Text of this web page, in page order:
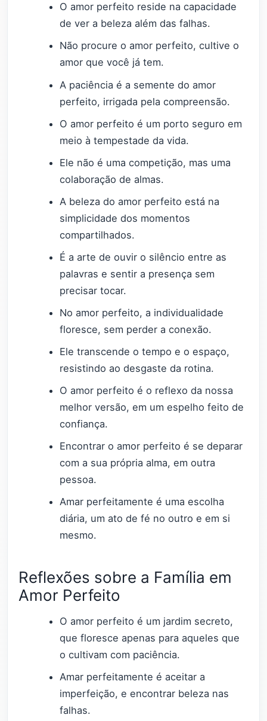
O amor perfeito reside na capacidade
de ver a beleza além das falhas.
Não procure o amor perfeito, cultive o
amor que você já tem.
A paciência é a semente do amor
perfeito, irrigada pela compreensão.
O amor perfeito é um porto seguro em
meio à tempestade da vida.
Ele não é uma competição, mas uma
colaboração de almas.
A beleza do amor perfeito está na
simplicidade dos momentos
compartilhados.
É a arte de ouvir o silêncio entre as
palavras e sentir a presença sem
precisar tocar.
No amor perfeito, a individualidade
floresce, sem perder a conexão.
Ele transcende o tempo e o espaço,
resistindo ao desgaste da rotina.
O amor perfeito é o reflexo da nossa
melhor versão, em um espelho feito de
confiança.
Encontrar o amor perfeito é se deparar
com a sua própria alma, em outra
pessoa.
Amar perfeitamente é uma escolha
diária, um ato de fé no outro e em si
mesmo.
Reflexões sobre a Família em
Amor Perfeito
O amor perfeito é um jardim secreto,
que floresce apenas para aqueles que
o cultivam com paciência.
Amar perfeitamente é aceitar a
imperfeição, e encontrar beleza nas
falhas.